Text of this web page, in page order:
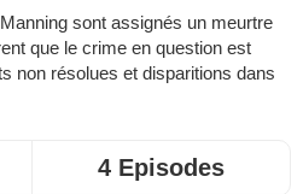
sont assignés un meurtre
que le crime en question est
non résolues et disparitions dans
4 Episodes